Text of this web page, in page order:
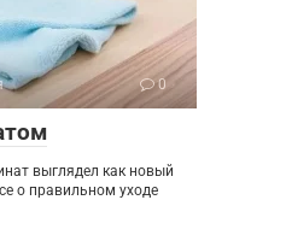
0
выглядел как новый
о правильном уходе